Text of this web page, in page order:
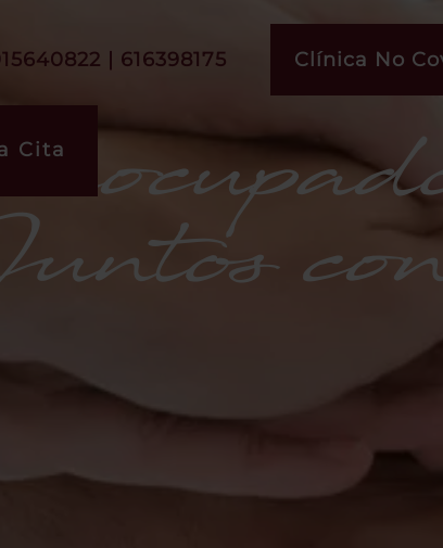
| 616398175 Clínica No
Cita